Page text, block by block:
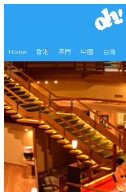
Home 香港 澳門 中國 台灣